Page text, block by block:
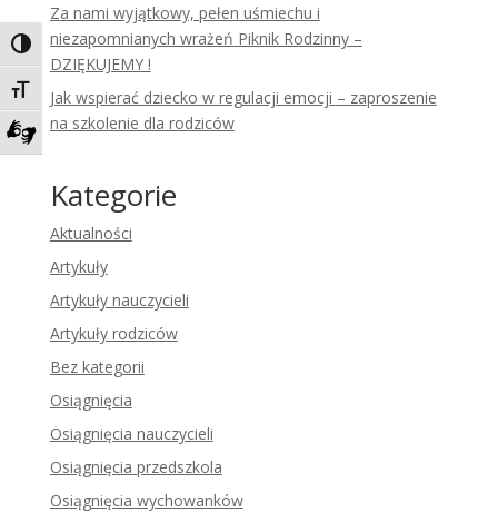
Toggle High Contrast
Toggle Font size
Zadzwoń do tłumacza języka migowego
Za nami wyjątkowy, pełen uśmiechu i
niezapomnianych wrażeń Piknik Rodzinny –
DZIĘKUJEMY !
Jak wspierać dziecko w regulacji emocji – zaproszenie
na szkolenie dla rodziców
Kategorie
Aktualności
Artykuły
Artykuły nauczycieli
Artykuły rodziców
Bez kategorii
Osiągnięcia
Osiągnięcia nauczycieli
Osiągnięcia przedszkola
Osiągnięcia wychowanków